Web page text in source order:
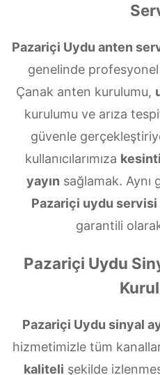
Pazariçi Uydu anten
genelinde
Çanak anten kurulumu,
kurulumu ve arıza
güvenle
kullanıcılarımıza
yayın sağlamak. Aynı
Pazariçi uydu servisi
garantili
Pazariçi Uydu
Pazariçi Uydu sinyal
hizmetimizle tüm
kaliteli şekilde